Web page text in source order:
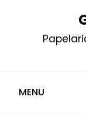
MENU